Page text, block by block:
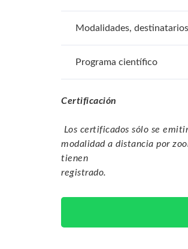
Modalidades,
Programa científico
Certificación
Los certificados sólo se
modalidad a distancia por
tienen
registrado.